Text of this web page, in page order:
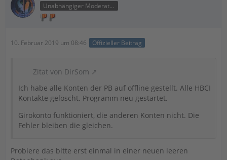
Unabhängiger Moderator
10. Februar 2019 um 08:46 Offizieller Beitrag
Zitat von DirSom
Ich habe alle Konten der PB auf offline gestellt. Alle HBCI
Kontakte gelöscht. Programm neu gestartet.
Girokonto funktioniert, die anderen Konten nicht. Die
Fehler bleiben die gleichen.
Probiere das bitte erst einmal in einer neuen leeren